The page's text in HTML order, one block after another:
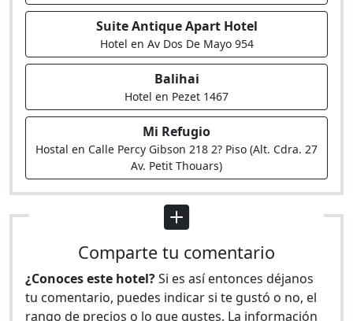
Suite Antique Apart Hotel
Hotel en Av Dos De Mayo 954
Balihai
Hotel en Pezet 1467
Mi Refugio
Hostal en Calle Percy Gibson 218 2? Piso (Alt. Cdra. 27
Av. Petit Thouars)
Comparte tu comentario
¿Conoces este hotel?Si es así entonces déjanos
tu comentario, puedes indicar si te gustó o no, el
rango de precios o lo que gustes. La información